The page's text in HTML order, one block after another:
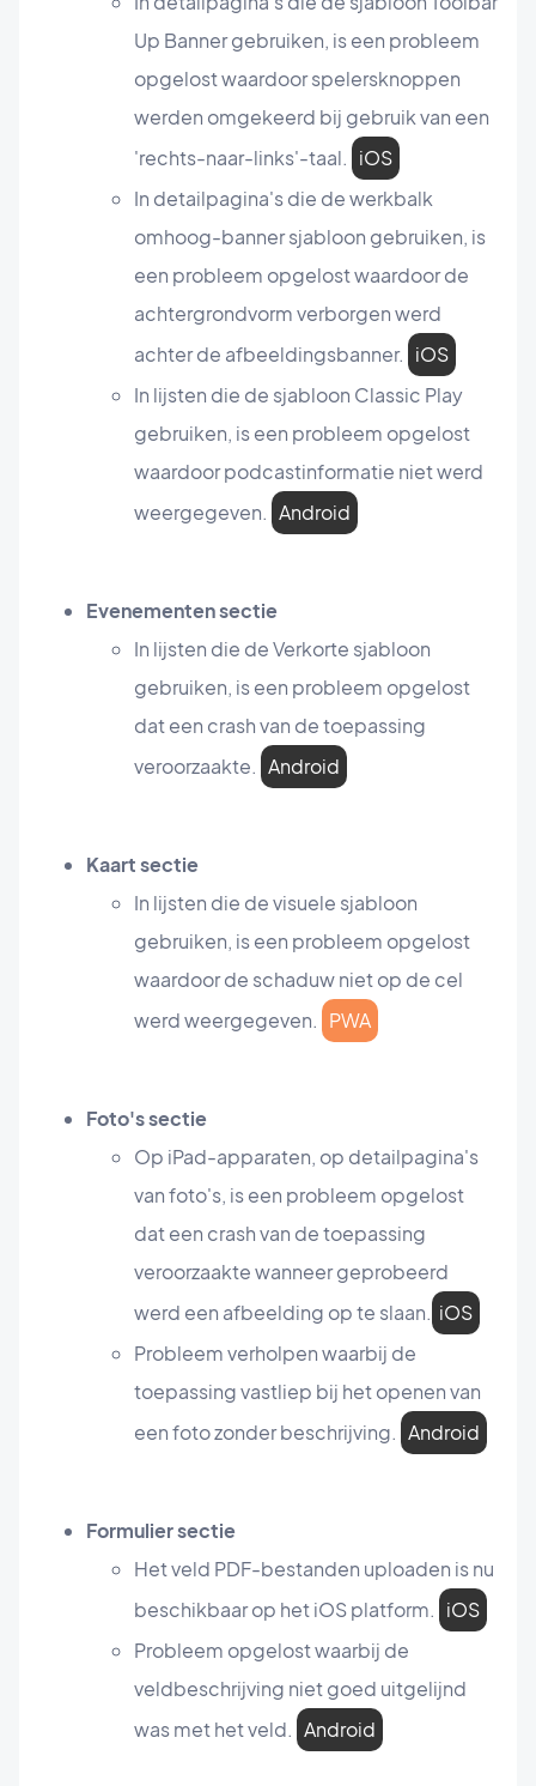
Up Banner gebruiken, is een probleem
opgelost waardoor spelersknoppen
werden omgekeerd bij gebruik van een
'rechts-naar-links'-taal. iOS
In detailpagina's die de werkbalk
omhoog-banner sjabloon gebruiken, is
een probleem opgelost waardoor de
achtergrondvorm verborgen werd
achter de afbeeldingsbanner. iOS
In lijsten die de sjabloon Classic Play
gebruiken, is een probleem opgelost
waardoor podcastinformatie niet werd
weergegeven. Android
Evenementen sectie
In lijsten die de Verkorte sjabloon
gebruiken, is een probleem opgelost
dat een crash van de toepassing
veroorzaakte. Android
Kaart sectie
In lijsten die de visuele sjabloon
gebruiken, is een probleem opgelost
waardoor de schaduw niet op de cel
werd weergegeven. PWA
Foto's sectie
Op iPad-apparaten, op detailpagina's
van foto's, is een probleem opgelost
dat een crash van de toepassing
veroorzaakte wanneer geprobeerd
werd een afbeelding op te slaan. iOS
Probleem verholpen waarbij de
toepassing vastliep bij het openen van
een foto zonder beschrijving. Android
Formulier sectie
Het veld PDF-bestanden uploaden is nu
beschikbaar op het iOS platform. iOS
Probleem opgelost waarbij de
veldbeschrijving niet goed uitgelijnd
was met het veld. Android